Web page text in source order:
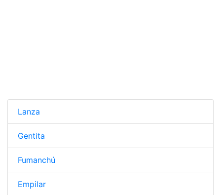
Lanza
Gentita
Fumanchú
Empilar